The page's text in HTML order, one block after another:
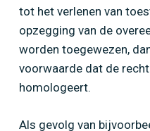
tot het verlenen van
opzegging van de
worden toegewezen,
voorwaarde dat de
homologeert.
Als gevolg van